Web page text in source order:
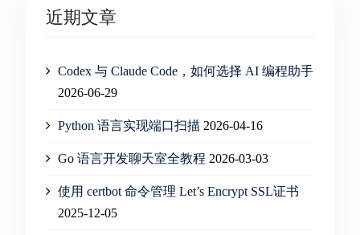
近期文章
Codex 与 Claude Code，如何选择 AI 编程助手
2026-06-29
Python 语言实现端口扫描 2026-04-16
Go 语言开发聊天室全教程 2026-03-03
使用 certbot 命令管理 Let’s Encrypt SSL证书
2025-12-05